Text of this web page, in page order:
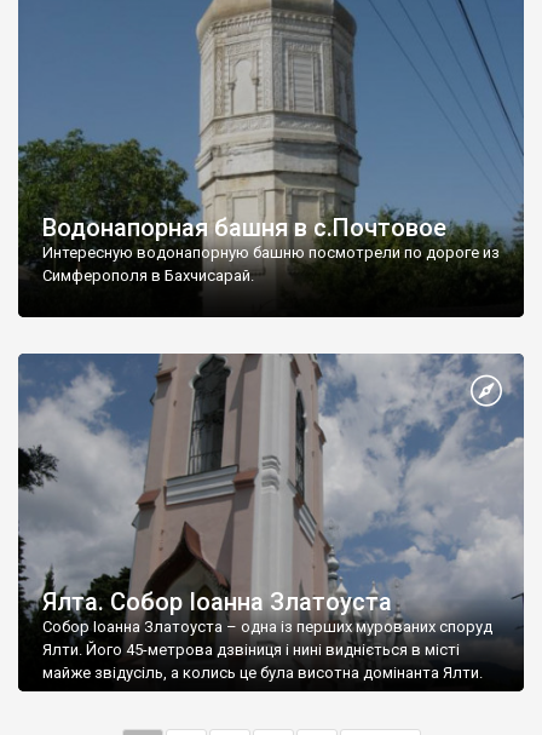
Водонапорная башня в с.Почтовое
Интересную водонапорную башню посмотрели по дороге из
Симферополя в Бахчисарай.
Ялта. Собор Іоанна Златоуста
Собор Іоанна Златоуста – одна із перших мурованих споруд
Ялти. Його 45-метрова дзвіниця і нині видніється в місті
майже звідусіль, а колись це була висотна домінанта Ялти.